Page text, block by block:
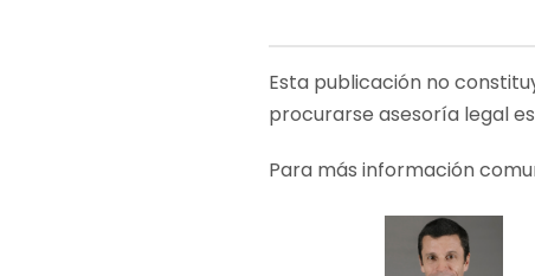
Esta publicación no
procurarse asesoría legal
Para más información